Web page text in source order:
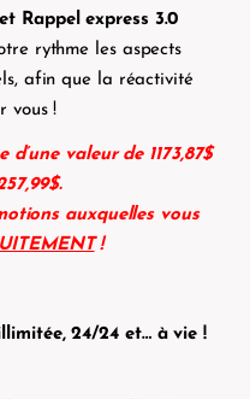
et Rappel express 3.0
rythme les aspects
afin que la réactivité
vous !
valeur de 1173,87$
auxquelles vous
!
24/24 et… à vie !